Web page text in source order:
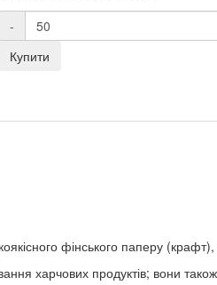
-
Купити
фінського паперу
харчових продуктів; вони